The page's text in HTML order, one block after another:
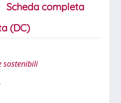
Scheda completa
(DC)
sostenibili